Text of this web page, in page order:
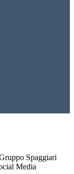
Spaggiari
Media